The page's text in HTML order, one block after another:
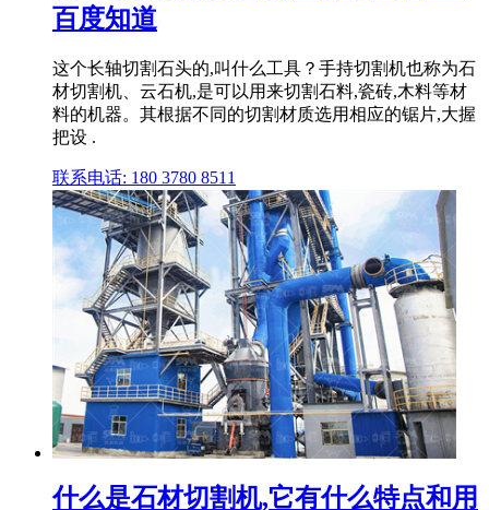
百度知道
这个长轴切割石头的,叫什么工具？手持切割机也称为石
材切割机、云石机,是可以用来切割石料,瓷砖,木料等材
料的机器。其根据不同的切割材质选用相应的锯片,大握
把设 .
联系电话: 180 3780 8511
什么是石材切割机,它有什么特点和用